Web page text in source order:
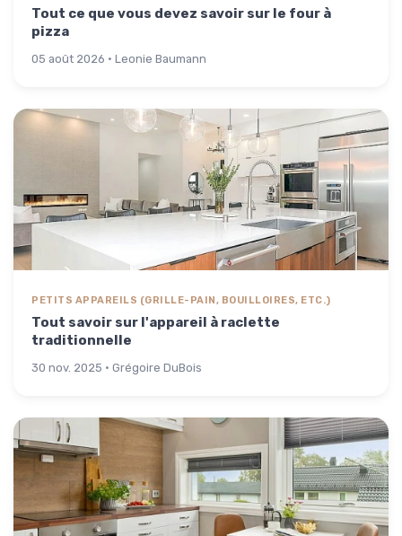
Tout ce que vous devez savoir sur le four à
pizza
05 août 2026 · Leonie Baumann
PETITS APPAREILS (GRILLE-PAIN, BOUILLOIRES, ETC.)
Tout savoir sur l'appareil à raclette
traditionnelle
30 nov. 2025 · Grégoire DuBois